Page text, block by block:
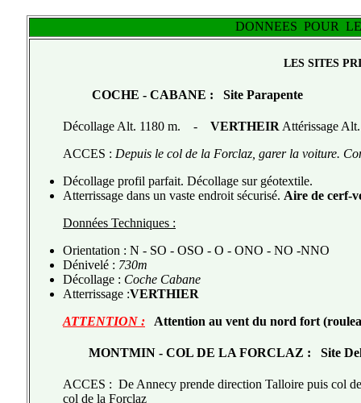
DONNEES POUR
LES SITES
COCHE - CABANE : Site Parapente
Décollage Alt. 1180 m. - VERTHEIR Attérissage
ACCES : Depuis le col de la Forclaz, garer la voiture.
Décollage profil parfait. Décollage sur géotextile.
Atterrissage dans un vaste endroit sécurisé. Aire de cerf-
Données Techniques :
Orientation : N - SO - OSO - O - ONO - NO -NNO
Dénivelé : 730m
Décollage : Coche Cabane
Atterrissage :VERTHIER
ATTENTION :
Attention au vent du nord fort
MONTMIN - COL DE LA FORCLAZ : Site
ACCES : De Annecy prende direction Talloire puis col
col de la Forclaz